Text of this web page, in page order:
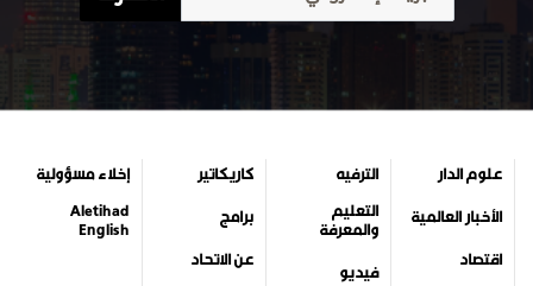
علوم الدار
الأخبار العالمية
اقتصاد
الترفيه
التعليم
والمعرفة
فيديو
كاريكاتير
برامج
عن الاتحاد
إخلاء مسؤولية
Aletihad
English